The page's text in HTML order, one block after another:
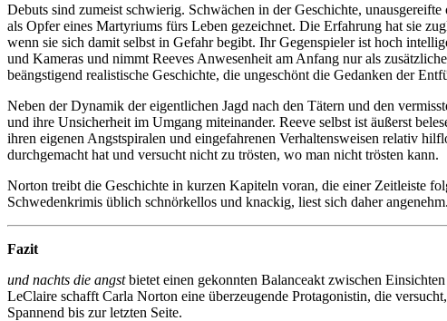
Debuts sind zumeist schwierig. Schwächen in der Geschichte,
als Opfer eines Martyriums fürs Leben gezeichnet. Die Erfahrung hat sie
wenn sie sich damit selbst in Gefahr begibt. Ihr Gegenspieler ist hoch
und Kameras und nimmt Reeves Anwesenheit am Anfang nur als
beängstigend realistische Geschichte, die ungeschönt die Gedanken der
Neben der Dynamik der eigentlichen Jagd nach den Tätern und den
und ihre Unsicherheit im Umgang miteinander. Reeve selbst ist äußerst
ihren eigenen Angstspiralen und eingefahrenen Verhaltensweisen relativ
durchgemacht hat und versucht nicht zu trösten, wo man nicht trösten kann.
Norton treibt die Geschichte in kurzen Kapiteln voran, die einer Zeitleiste
Schwedenkrimis üblich schnörkellos und knackig, liest sich daher
Fazit
und nachts die angstbietet einen gekonnten Balanceakt zwischen
LeClaire schafft Carla Norton eine überzeugende Protagonistin, die
Spannend bis zur letzten Seite.